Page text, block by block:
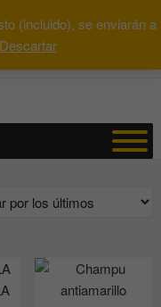
(incluido), se enviarán a
Descartar
Buscar
0 Total